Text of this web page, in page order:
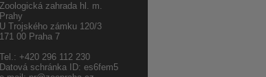
Zoologická zahrada hl. m.
Prahy
U Trojského zámku 120/3
171 00 Praha 7
Tel.: +420 296 112 230
Datová schránka ID: es6fem5